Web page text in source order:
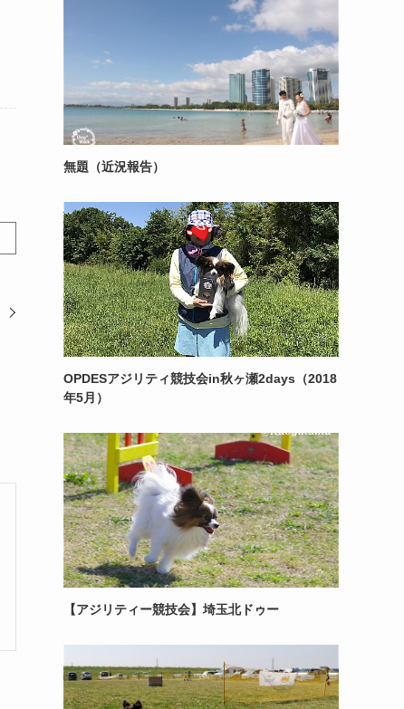
無題（近況報告）
OPDESアジリティ競技会in秋ヶ瀬2days（2018
年5月）
【アジリティー競技会】埼玉北ドゥー